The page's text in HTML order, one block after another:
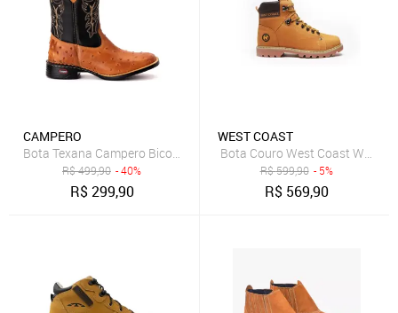
CAMPERO
Bota Texana Campero Bico Quadrado Avestruz Whisky
R$499,90 - 40%
R$299,90
WEST COAST
R$599,90 - 5%
R$ 569,90